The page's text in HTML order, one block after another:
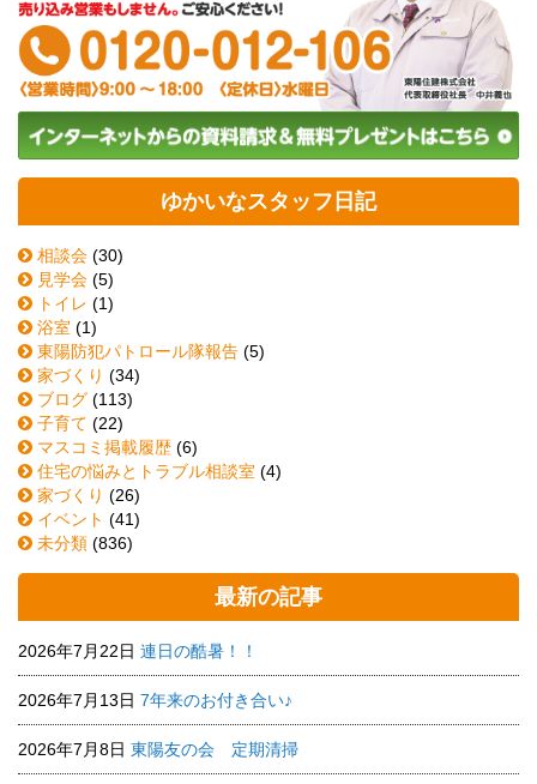
ゆかいなスタッフ日記
相談会 (30)
見学会 (5)
トイレ (1)
浴室 (1)
東陽防犯パトロール隊報告 (5)
家づくり (34)
ブログ (113)
子育て (22)
マスコミ掲載履歴 (6)
住宅の悩みとトラブル相談室 (4)
家づくり (26)
イベント (41)
未分類 (836)
最新の記事
2026年7月22日 連日の酷暑！！
2026年7月13日 7年来のお付き合い♪
2026年7月8日 東陽友の会 定期清掃